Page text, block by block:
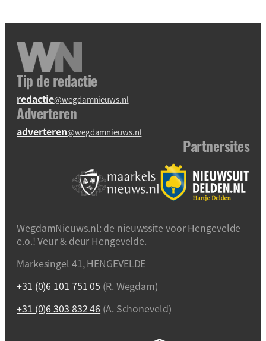
Tip de redactie
redactie@wegdamnieuws.nl
Adverteren
adverteren@wegdamnieuws.nl
Partnersites
WegdamNieuws.nl: de nieuwssite voor Hengevelde
e.o.! Veur & deur Hengevelde.
Markesingel 41, HENGEVELDE
+31 (0)6 101 751 05 (R. Wegdam)
+31 (0)6 303 832 46 (A. Schoneveld)